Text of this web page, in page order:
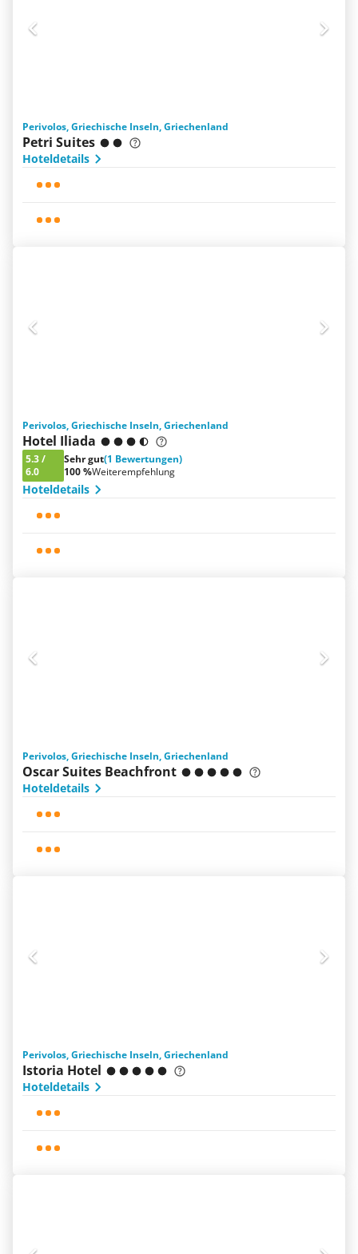
Perivolos, Griechische Inseln, Griechenland
Petri Suites
Hoteldetails
Perivolos, Griechische Inseln, Griechenland
Hotel Iliada
5.3/
6.0
Sehr gut(1 Bewertungen)
100 %Weiterempfehlung
Hoteldetails
Perivolos, Griechische Inseln, Griechenland
Oscar Suites Beachfront
Hoteldetails
Perivolos, Griechische Inseln, Griechenland
Istoria Hotel
Hoteldetails